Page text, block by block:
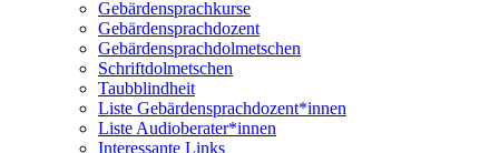
Gebärdensprachkurse
Gebärdensprachdozent
Gebärdensprachdolmetschen
Schriftdolmetschen
Taubblindheit
Liste Gebärdensprachdozent*innen
Liste Audioberater*innen
Interessante Links